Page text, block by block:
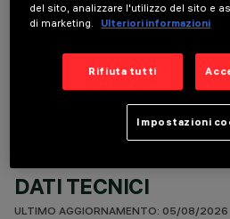
COMPONENTI
DATI TECNICI
ULTIMO AGGIORNAMENTO: 05/08/2026
del sito, analizzare l'utilizzo del sito e
di marketing.
Ulteriori informazioni
Rifiuta tutti
Impostazioni